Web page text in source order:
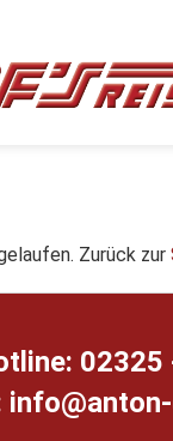
Zurück zur
02325
ed.farg-